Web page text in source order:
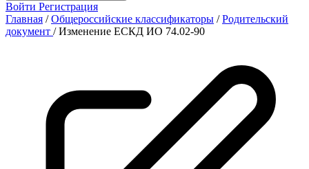
Войти Регистрация
Главная / Общероссийские классификаторы / Родительский
документ / Изменение ЕСКД ИО 74.02-90